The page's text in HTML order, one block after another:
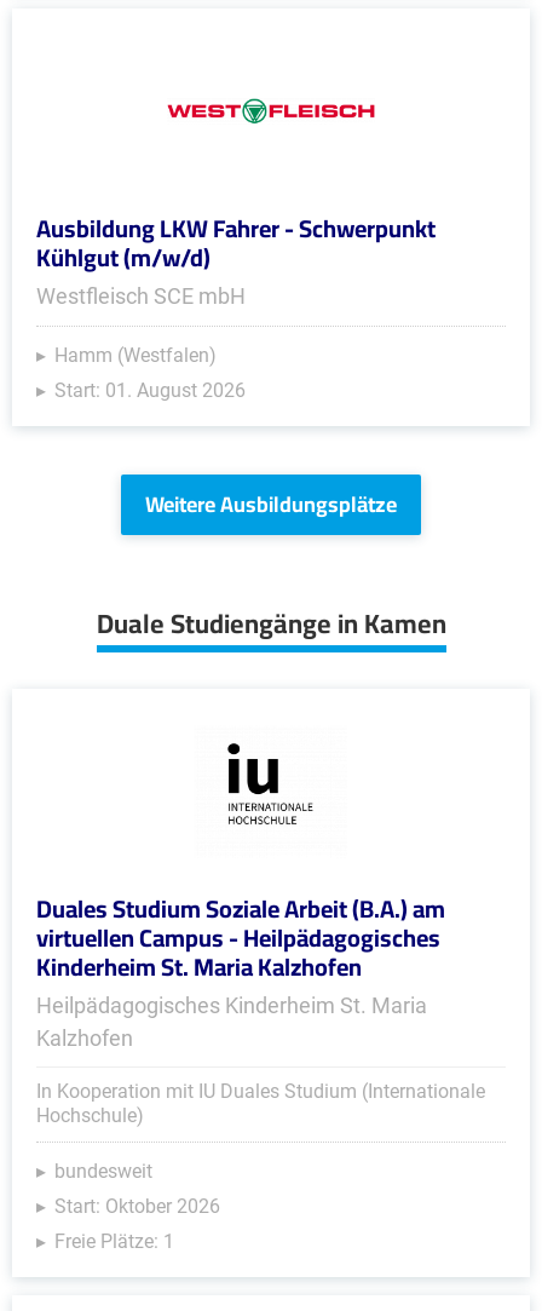
Ausbildung LKW Fahrer - Schwerpunkt
Kühlgut (m/w/d)
Westfleisch SCE mbH
Hamm (Westfalen)
Start: 01. August 2026
Weitere Ausbildungsplätze
Duale Studiengänge in Kamen
Duales Studium Soziale Arbeit (B.A.) am
virtuellen Campus - Heilpädagogisches
Kinderheim St. Maria Kalzhofen
Heilpädagogisches Kinderheim St. Maria
Kalzhofen
In Kooperation mit IU Duales Studium (Internationale
Hochschule)
bundesweit
Start: Oktober 2026
Freie Plätze: 1